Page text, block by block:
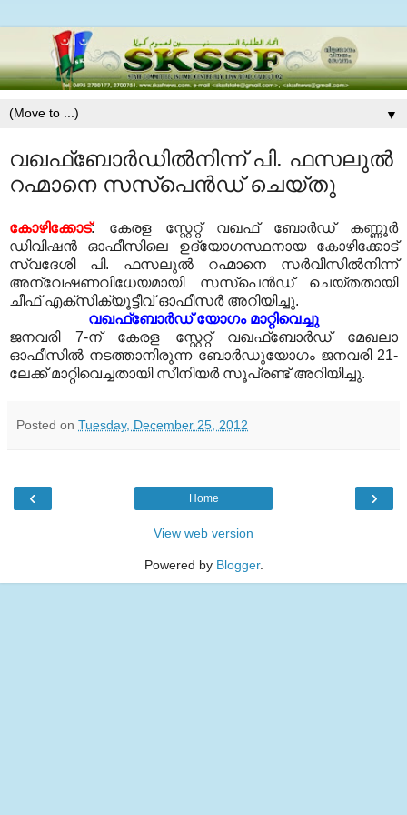
▼
വഖഫ്‌ബോര്‍ഡില്‍നിന്ന് പി. ഫസലുല്‍
റഹ്മാനെ സസ്‌പെന്‍ഡ് ചെയ്തു
കോഴിക്കോട്: കേരള സ്റ്റേറ്റ് വഖഫ് ബോര്‍ഡ് കണ്ണൂര്‍
ഡിവിഷന്‍ ഓഫീസിലെ ഉദ്യോഗസ്ഥനായ കോഴിക്കോട്
സ്വദേശി പി. ഫസലുല്‍ റഹ്മാനെ സര്‍വീസില്‍നിന്ന്
അന്വേഷണവിധേയമായി സസ്‌പെന്‍ഡ് ചെയ്തതായി
ചീഫ് എക്‌സിക്യൂട്ടീവ് ഓഫീസര്‍ അറിയിച്ചു.
വഖഫ്‌ബോര്‍ഡ് യോഗം മാറ്റിവെച്ചു
ജനവരി 7-ന് കേരള സ്റ്റേറ്റ് വഖഫ്‌ബോര്‍ഡ് മേഖലാ
ഓഫീസില്‍ നടത്താനിരുന്ന ബോര്‍ഡുയോഗം ജനവരി 21-
ലേക്ക് മാറ്റിവെച്ചതായി സീനിയര്‍ സൂപ്രണ്ട് അറിയിച്ചു.
Posted on Tuesday, December 25, 2012
‹ ›
Home
View web version
Powered by Blogger.